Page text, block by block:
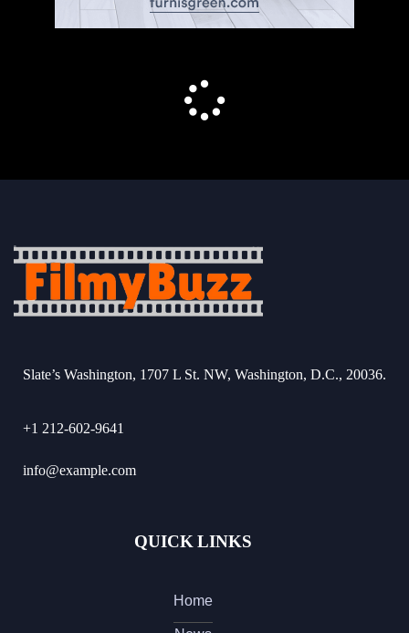
Slate’s Washington, 1707 L St. NW, Washington, D.C., 20036.
+1 212-602-9641
info@example.com
QUICK LINKS
Home